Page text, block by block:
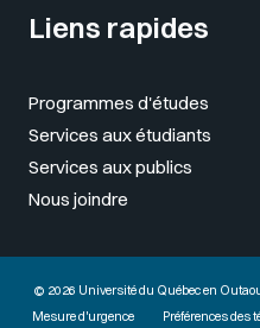
Liens rapides
Programmes d'études
Services aux étudiants
Services aux publics
Nous joindre
© 2026 Université du Québec en
Mesure d'urgence
Préférences des